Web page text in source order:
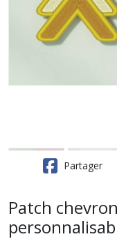
Partager
Patch